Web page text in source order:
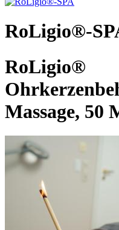
RoLigio®-
RoLigio®
Massage, 50